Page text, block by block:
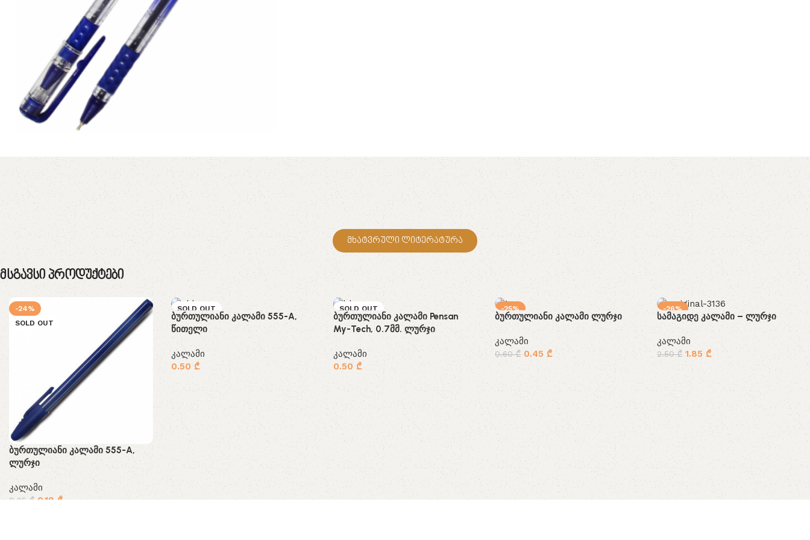
მხატვრული ლიტერატურა
Მსგავსი Პროდუქტები
-24%
SOLD OUT
ბურთულიანი კალამი 555-A,
ლურჯი
კალამი
0.25₾ 0.19 ₾
SOLD OUT
ბურთულიანი კალამი 555-A,
წითელი
კალამი
0.50₾
SOLD OUT
ბურთულიანი კალამი Pensan
My-Tech, 0.7მმ. ლურჯი
კალამი
0.50 ₾
-25%
SOLD OUT
ბურთულიანი კალამი ლურჯი
კალამი
0.60₾ 0.45₾
-26%
SOLD OUT
სამაგიდე კალამი – ლურჯი
კალამი
2.50₾ 1.85₾